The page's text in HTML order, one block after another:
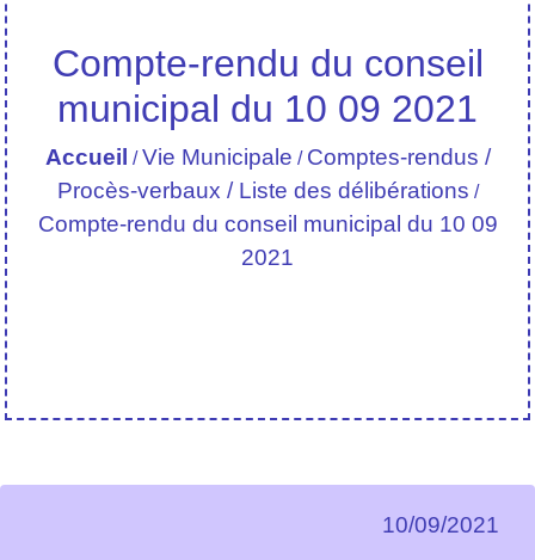
Compte-rendu du conseil
municipal du 10 09 2021
Accueil /Vie Municipale / Comptes-rendus /
Procès-verbaux / Liste des délibérations /
Compte-rendu du conseil municipal du 10 09
2021
10/09/2021